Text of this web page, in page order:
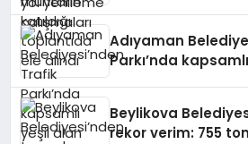
Adıyaman
Parkı’nda
Beylikova
rekor verim: 755